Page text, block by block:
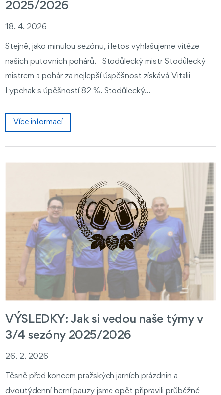
2025/2026
18. 4. 2026
Stejně, jako minulou sezónu, i letos vyhlašujeme vítěze
našich putovních pohárů. Stodůlecký mistr Stodůlecký
mistrem a pohár za nejlepší úspěšnost získává Vitalii
Lypchak s úpěšností 82 %. Stodůlecký...
Více informací
VÝSLEDKY: Jak si vedou naše týmy v
3/4 sezóny 2025/2026
26. 2. 2026
Těsně před koncem pražských jarních prázdnin a
dvoutýdenní herní pauzy jsme opět připravili průběžné